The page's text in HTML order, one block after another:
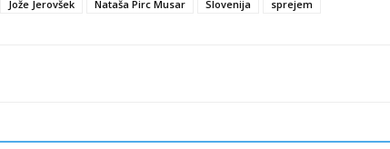
Jože Jerovšek Nataša Pirc Musar Slovenija sprejem